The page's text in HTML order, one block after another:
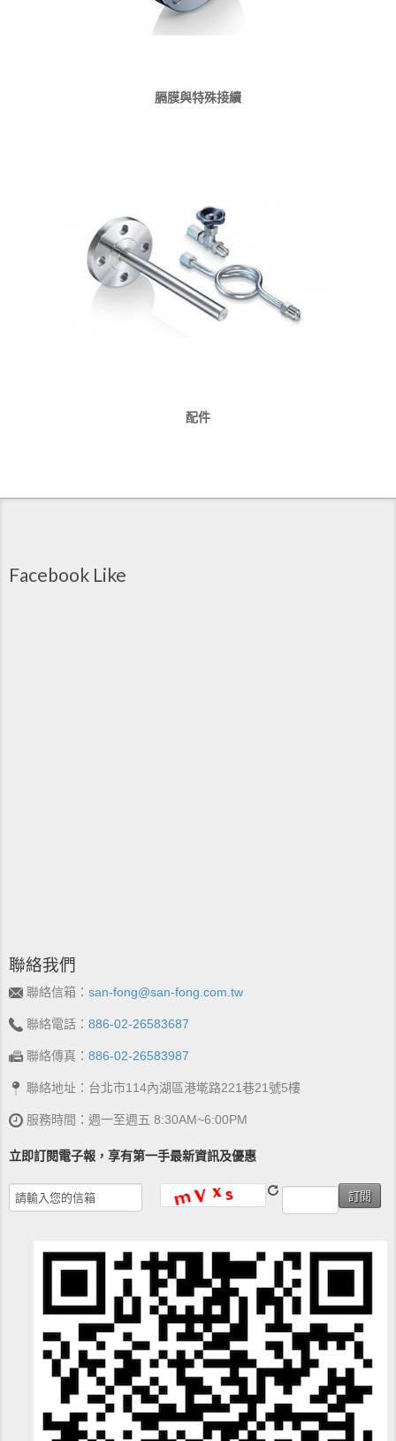
膈膜與特殊接續
配件
Facebook Like
聯絡我們
聯絡信箱： san-fong@san-fong.com.tw
聯絡電話： 886-02-26583687
聯絡傳真： 886-02-26583987
聯絡地址：台北市114內湖區港墘路221巷21號5樓
服務時間：週一至週五 8:30AM~6:00PM
立即訂閱電子報，享有第一手最新資訊及優惠